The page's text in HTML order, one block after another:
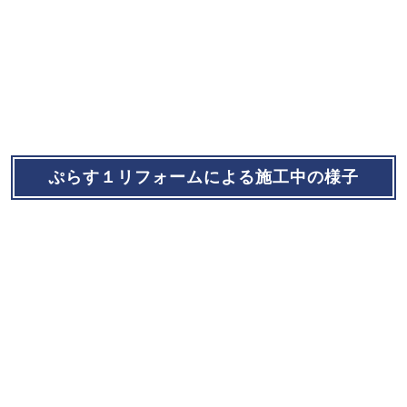
ぷらす１リフォームによる施工中の様子